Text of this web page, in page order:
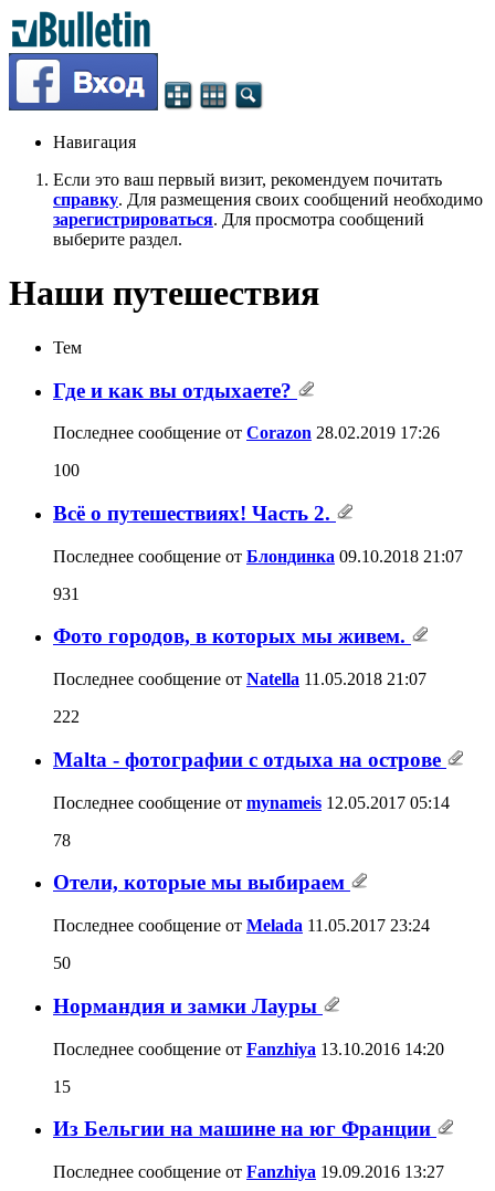
Навигация
Если это ваш первый визит, рекомендуем почитать
справку. Для размещения своих сообщений необходимо
зарегистрироваться. Для просмотра сообщений
выберите раздел.
Наши путешествия
Тем
Где и как вы отдыхаете?
Последнее сообщение от Corazon 28.02.2019 17:26
100
Всё о путешествиях! Часть 2.
Последнее сообщение от Блондинка 09.10.2018 21:07
931
Фото городов, в которых мы живем.
Последнее сообщение от Natella 11.05.2018 21:07
222
Malta - фотографии с отдыха на острове
Последнее сообщение от mynameis 12.05.2017 05:14
78
Отели, которые мы выбираем
Последнее сообщение от Melada 11.05.2017 23:24
50
Нормандия и замки Лауры
Последнее сообщение от Fanzhiya 13.10.2016 14:20
15
Из Бельгии на машине на юг Франции
Последнее сообщение от Fanzhiya 19.09.2016 13:27